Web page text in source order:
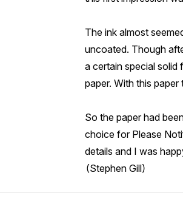
The ink almost
uncoated. Though
a certain special solid
paper. With this
So the paper had
choice for Please
details and I was
（Stephen Gill）